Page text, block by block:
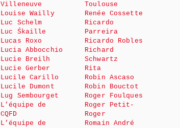
Villeneuve
Louise Wailly
Luc Schelm
Luc Śkaille
Lucas Roxo
Lucia Abbocchio
Lucie Breilh
Lucie Gerber
Lucile Carillo
Lucile Dumont
Lug Sembourget
L’équipe de
CQFD
L’équipe de
Toulouse
Renée Cossette
Ricardo
Parreira
Ricardo Robles
Richard
Schwartz
Rita
Robin Ascaso
Robin Bouctot
Roger Foulques
Roger Petit-
Roger
Romain André